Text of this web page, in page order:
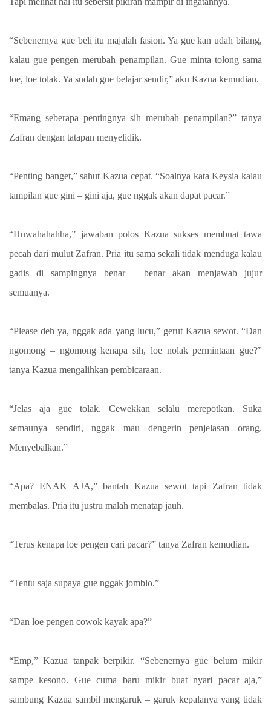
“Sebenernya gue beli itu majalah fasion. Ya gue kan udah bilang,
kalau gue pengen merubah penampilan. Gue minta tolong sama
loe, loe tolak. Ya sudah gue belajar sendir,” aku Kazua kemudian.
“Emang seberapa pentingnya sih merubah penampilan?” tanya
Zafran dengan tatapan menyelidik.
“Penting banget,” sahut Kazua cepat. “Soalnya kata Keysia kalau
tampilan gue gini – gini aja, gue nggak akan dapat pacar.”
“Huwahahahha,” jawaban polos Kazua sukses membuat tawa
pecah dari mulut Zafran. Pria itu sama sekali tidak menduga kalau
gadis di sampingnya benar – benar akan menjawab jujur
semuanya.
“Please deh ya, nggak ada yang lucu,” gerut Kazua sewot. “Dan
ngomong – ngomong kenapa sih, loe nolak permintaan gue?”
tanya Kazua mengalihkan pembicaraan.
“Jelas aja gue tolak. Cewekkan selalu merepotkan. Suka
semaunya sendiri, nggak mau dengerin penjelasan orang.
Menyebalkan.”
“Apa? ENAK AJA,” bantah Kazua sewot tapi Zafran tidak
membalas. Pria itu justru malah menatap jauh.
“Terus kenapa loe pengen cari pacar?” tanya Zafran kemudian.
“Tentu saja supaya gue nggak jomblo.”
“Dan loe pengen cowok kayak apa?”
“Emp,” Kazua tanpak berpikir. “Sebenernya gue belum mikir
sampe kesono. Gue cuma baru mikir buat nyari pacar aja,”
sambung Kazua sambil mengaruk – garuk kepalanya yang tidak